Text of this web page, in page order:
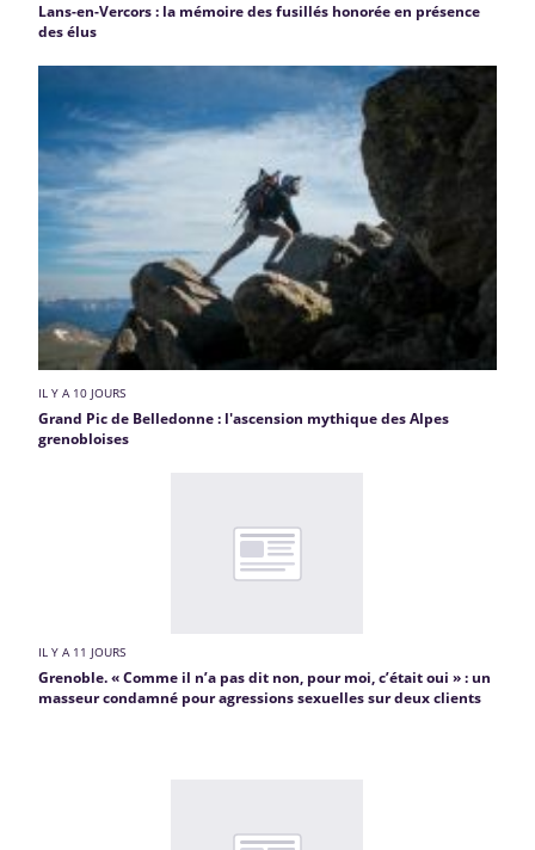
Lans-en-Vercors : la mémoire des fusillés honorée en présence
des élus
IL Y A 10 JOURS
Grand Pic de Belledonne : l'ascension mythique des Alpes
grenobloises
IL Y A 11 JOURS
Grenoble. « Comme il n’a pas dit non, pour moi, c’était oui » : un
masseur condamné pour agressions sexuelles sur deux clients